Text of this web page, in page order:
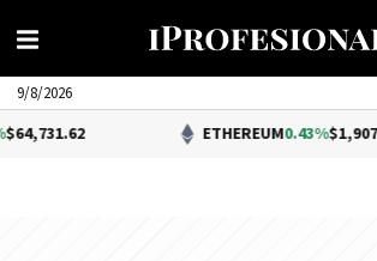
9/8/2026
ETHEREUM0.43%$1,907.82